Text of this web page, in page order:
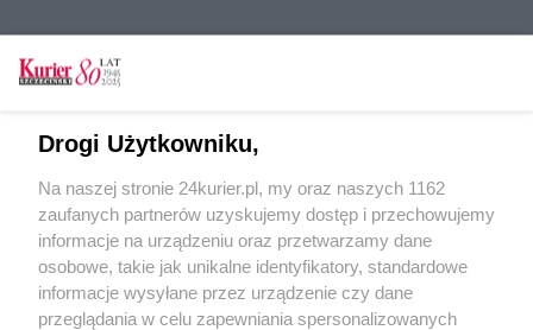
CZYTAJ TAKŻE
(Międzynarodowe) Narodowe Czytanie
„Przedwiośnia” [GALERIA, FILM]
Przejechał Tramwaj Zwany Zaczytaniem
POGODA
Drogi Użytkowniku,
Na naszej stronie 24kurier.pl, my oraz naszych 1162
zaufanych partnerów uzyskujemy dostęp i przechowujemy
informacje na urządzeniu oraz przetwarzamy dane
osobowe, takie jak unikalne identyfikatory, standardowe
informacje wysyłane przez urządzenie czy dane
przeglądania w celu zapewniania spersonalizowanych